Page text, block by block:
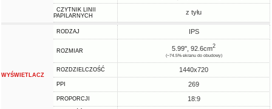
CZYTNIK LINII
PAPILARNYCH
z tyłu
WYŚWIETLACZ
RODZAJ IPS
ROZMIAR 5.99", 92.6cm2
(~74.5% ekranu do obudowy)
ROZDZIELCZOŚĆ 1440x720
PPI 269
PROPORCJI 18:9